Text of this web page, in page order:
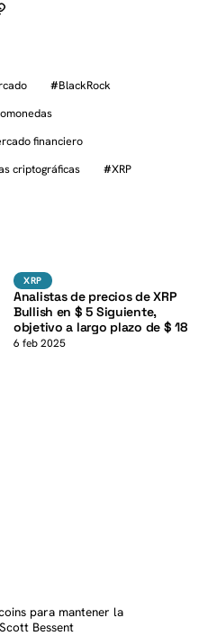
#BlackRock
financiero
criptográficas #XRP
XRP
XRP
Analistas de precios de XRP
Bullish en $ 5 Siguiente,
objetivo a largo plazo de $ 18
6 feb 2025
para mantener la
Bessent